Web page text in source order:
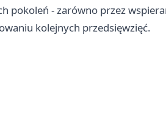
pokoleń - zarówno przez
kolejnych przedsięwzięć.